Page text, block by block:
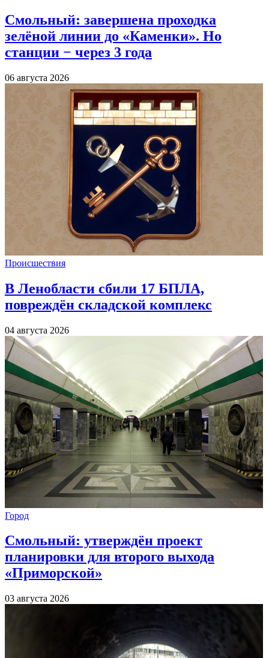
Смольный: завершена проходка
зелёной линии до «Каменки». Но
станции − через 3 года
06 августа 2026
Происшествия
В Ленобласти сбили 17 БПЛА,
повреждён складской комплекс
04 августа 2026
Город
Смольный: утверждён проект
планировки для второго выхода
«Приморской»
03 августа 2026